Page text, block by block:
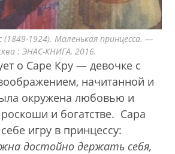
(1849-1924). Маленькая принцесса. —
: ЭНАС-КНИГА, 2016.
о Саре Кру — девочке с
начитанной и
окружена любовью и
и богатстве. Сара
игру в принцессу:
достойно держать себя,